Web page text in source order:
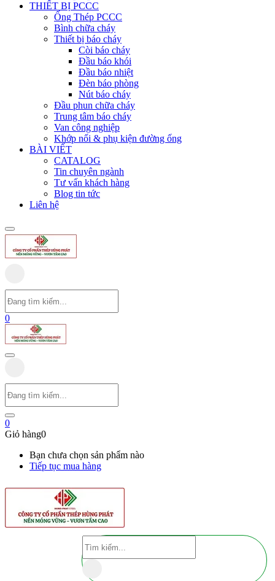
THIẾT BỊ PCCC
Ống Thép PCCC
Bình chữa cháy
Thiết bị báo cháy
Còi báo cháy
Đầu báo khói
Đầu báo nhiệt
Đèn báo phòng
Nút báo cháy
Đầu phun chữa cháy
Trung tâm báo cháy
Van công nghiệp
Khớp nối & phụ kiện đường ống
BÀI VIẾT
CATALOG
Tin chuyên ngành
Tư vấn khách hàng
Blog tin tức
Liên hệ
0
0
Giỏ hàng0
Bạn chưa chọn sản phẩm nào
Tiếp tục mua hàng